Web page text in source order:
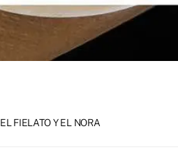
EL FIELATO Y EL NORA